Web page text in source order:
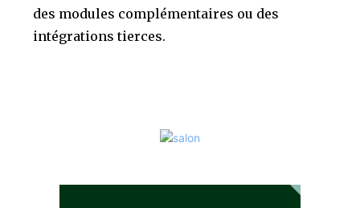
des modules complémentaires ou des
intégrations tierces.